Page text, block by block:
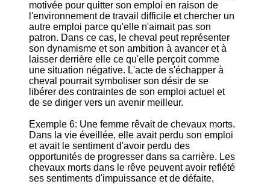
motivée pour quitter son emploi en raison de
l'environnement de travail difficile et chercher un
autre emploi parce qu'elle n'aimait pas son
patron. Dans ce cas, le cheval peut représenter
son dynamisme et son ambition à avancer et à
laisser derrière elle ce qu'elle perçoit comme
une situation négative. L'acte de s'échapper à
cheval pourrait symboliser son désir de se
libérer des contraintes de son emploi actuel et
de se diriger vers un avenir meilleur.
Exemple 6: Une femme rêvait de chevaux morts.
Dans la vie éveillée, elle avait perdu son emploi
et avait le sentiment d'avoir perdu des
opportunités de progresser dans sa carrière. Les
chevaux morts dans le rêve peuvent avoir reflété
ses sentiments d'impuissance et de défaite,